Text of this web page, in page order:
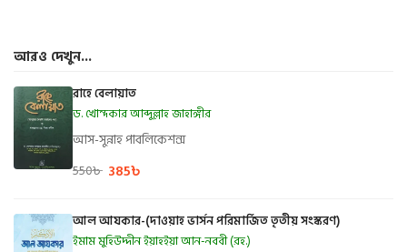
আরও দেখুন...
রাহে বেলায়াত
ড. খোন্দকার আব্দুল্লাহ জাহাঙ্গীর
আস-সুন্নাহ পাবলিকেশন্স
550৳ 385৳
আল আযকার-(দাওয়াহ ভার্সন পরিমার্জিত তৃতীয় সংস্করণ)
ইমাম মুহিউদ্দীন ইয়াহইয়া আন-নববী (রহ.)